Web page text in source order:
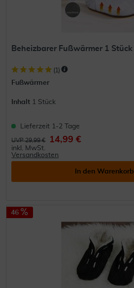
Beheizbarer Fußwärmer 1 Stück
(1 )
Fußwärmer
Inhalt 1 Stück
Lieferzeit 1-2 Tage
UVP 29,99 € 14,99 €
inkl. MwSt.
Versandkosten
In den Warenkorb
46